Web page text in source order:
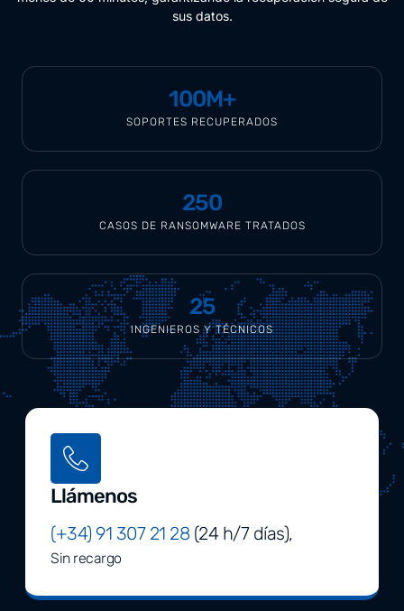
sus datos.
SOPORTES RECUPERADOS
100M+
CASOS DE RANSOMWARE TRATADOS
250
INGENIEROS Y TÉCNICOS
25
Llámenos
(+34) 91 307 21 28(24 h/7 días),
Sin recargo